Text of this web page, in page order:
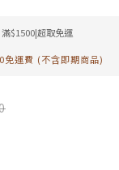
$1500|超取免運
免運費 (不含即期商品)